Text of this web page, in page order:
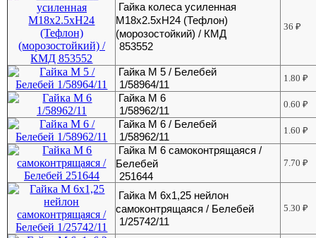
Гайка колеса усиленная
М18х2.5хH24 (Тефлон)
(морозостойкий) / КМД
853552
36₽
Гайка М 5 / Белебей
1/58964/11
1.80₽
Гайка М 6
1/58962/11
0.60₽
Гайка М 6 / Белебей
1/58962/11
1.60₽
Гайка М 6 самоконтрящаяся /
Белебей
251644
7.70₽
Гайка М 6х1,25 нейлон
самоконтрящаяся / Белебей
1/25742/11
5.30₽